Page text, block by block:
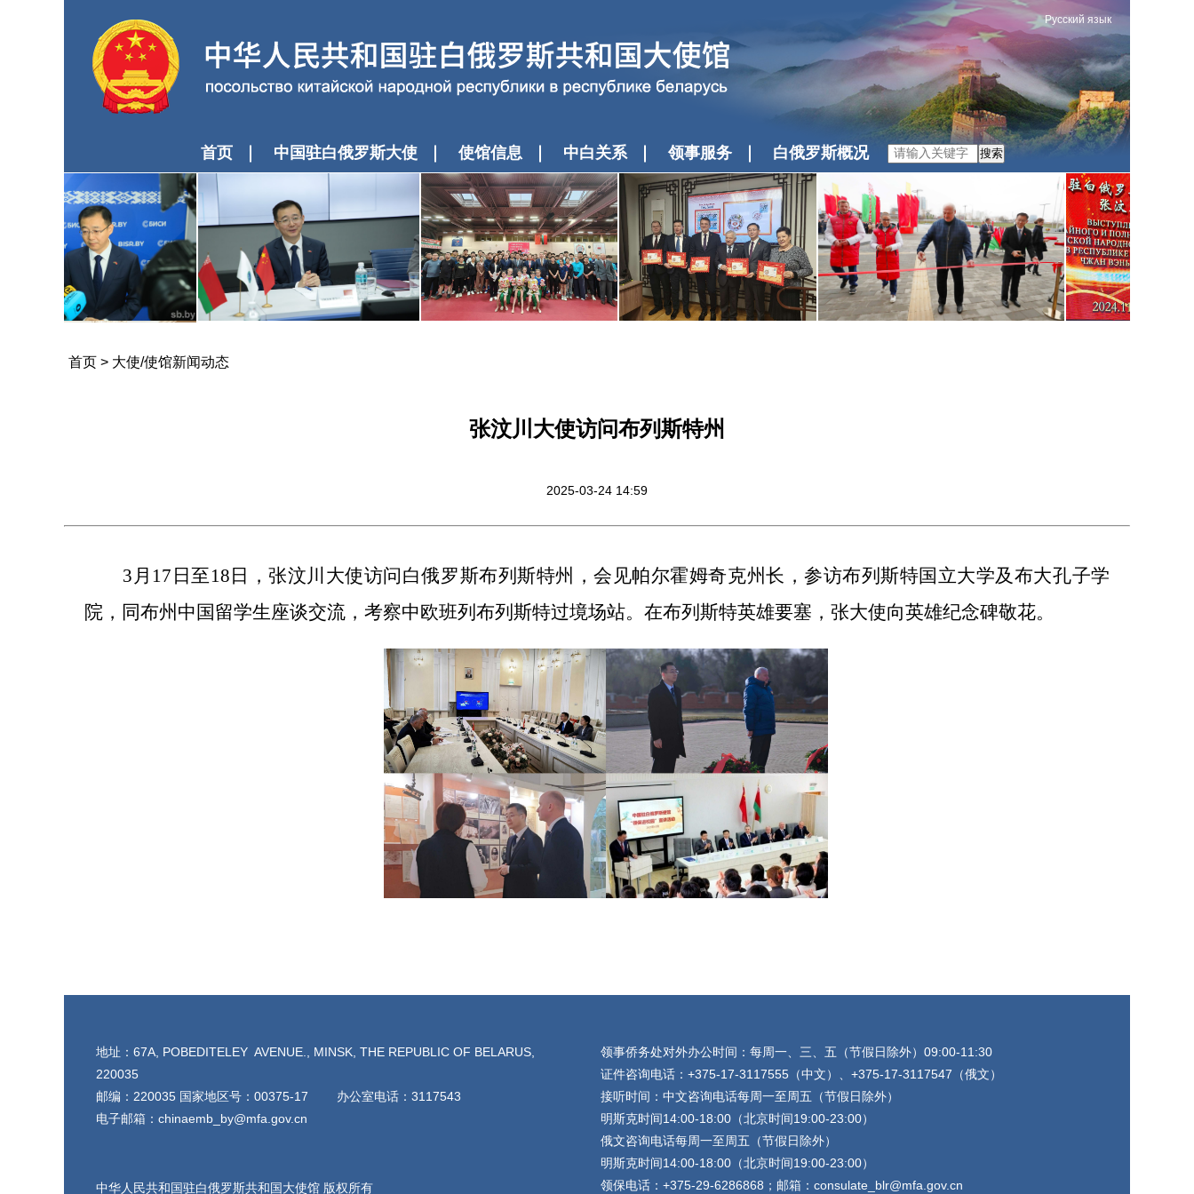
Русский язык
首页 中国驻白俄罗斯大使 使馆信息 中白关系 领事服务 白俄罗斯概况 搜索
首页 > 大使/使馆新闻动态
张汶川大使访问布列斯特州
2025-03-24 14:59
3 月 17 日至18 日，张汶川大使访问白俄罗斯布列斯特州 ，会见帕尔霍姆奇克州长 ，参访布列斯特国立大学及布大孔子学
院，同布州 中国留学生座谈交流， 考察中欧班列布列斯特过境场站。在布列斯特英雄要塞，张大使向英雄纪念碑敬花。
地址：67A, POBEDITELEY AVENUE., MINSK, THE REPUBLIC OF BELARUS,
220035
邮编：220035 国家地区号：00375-17 办公室电话：3117543
电子邮箱：chinaemb_by@mfa.gov.cn
中华人民共和国驻白俄罗斯共和国大使馆 版权所有
领事侨务处对外办公时间：每周一、三、五（节假日除外）09:00-11:30
证件咨询电话：+375-17-3117555（中文）、+375-17-3117547（俄文）
接听时间：中文咨询电话每周一至周五（节假日除外）
明斯克时间14:00-18:00（北京时间19:00-23:00）
俄文咨询电话每周一至周五（节假日除外）
明斯克时间14:00-18:00（北京时间19:00-23:00）
领保电话：+375-29-6286868；邮箱：consulate_blr@mfa.gov.cn